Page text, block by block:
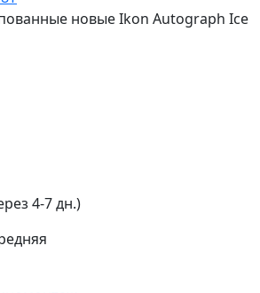
новые Ikon Autograph Ice
4-7 дн.)